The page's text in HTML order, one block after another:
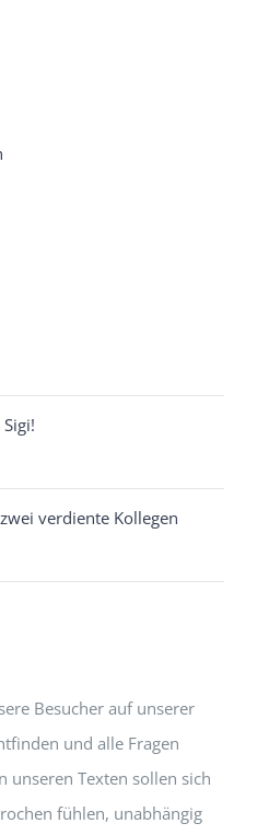
verdiente Kollegen
Besucher auf unserer
und alle Fragen
unseren Texten sollen sich
fühlen, unabhängig